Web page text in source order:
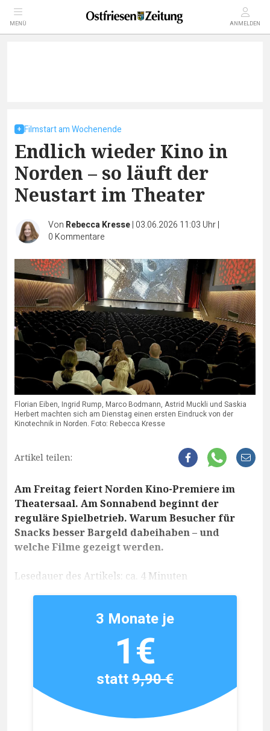
MENÜ ANMELDEN
Filmstart am Wochenende
Endlich wieder Kino in
Norden – so läuft der
Neustart im Theater
Von Rebecca Kresse| 03.06.2026 11:03 Uhr|
0 Kommentare
Florian Eiben, Ingrid Rump, Marco Bodmann, Astrid Muckli und Saskia
Herbert machten sich am Dienstag einen ersten Eindruck von der
Kinotechnik in Norden. Foto: Rebecca Kresse
Artikel teilen:
Am Freitag feiert Norden Kino-Premiere im
Theatersaal. Am Sonnabend beginnt der
reguläre Spielbetrieb. Warum Besucher für
Snacks besser Bargeld dabeihaben – und
welche Filme gezeigt werden.
Lesedauer des Artikels: ca. 4 Minuten
3 Monate je
1€
statt9,90 €